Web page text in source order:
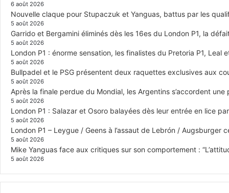
6 août 2026
Nouvelle claque pour Stupaczuk et Yanguas, battus par les
5 août 2026
Garrido et Bergamini éliminés dès les 16es du London P1, la
5 août 2026
London P1 : énorme sensation, les finalistes du Pretoria P1, Leal
5 août 2026
Bullpadel et le PSG présentent deux raquettes exclusives aux
5 août 2026
Après la finale perdue du Mondial, les Argentins s’accordent
5 août 2026
London P1 : Salazar et Osoro balayées dès leur entrée en lice
5 août 2026
London P1 – Leygue / Geens à l’assaut de Lebrón / Augsburger
5 août 2026
Mike Yanguas face aux critiques sur son comportement :
5 août 2026